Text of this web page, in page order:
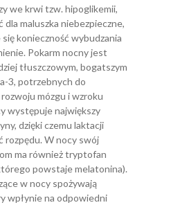
we krwi tzw. hipoglikemii,
dla maluszka niebezpieczne,
konieczność wybudzania
Pokarm nocny jest
tłuszczowym, bogatszym
3, potrzebnych do
mózgu i wzroku
występuje największy
dzięki czemu laktacji
rozpędu. W nocy swój
ma również tryptofan
powstaje melatonina).
w nocy spożywają
wpłynie na odpowiedni